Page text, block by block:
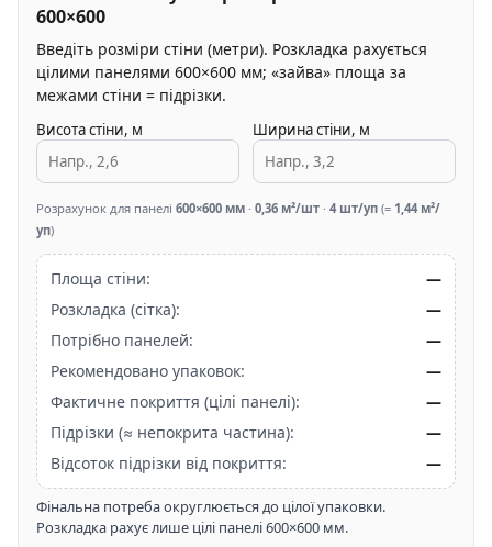
600×600
Введіть розміри стіни (метри). Розкладка рахується
цілими панелями 600×600 мм; «зайва» площа за
межами стіни = підрізки.
Висота стіни, м Ширина стіни, м
Розрахунок для панелі 600×600 мм · 0,36 м²/шт · 4 шт/уп (= 1,44 м²/
уп)
Площа стіни:
—
Розкладка (сітка):
—
Потрібно панелей:
—
Рекомендовано упаковок:
—
Фактичне покриття (цілі панелі):
—
Підрізки (≈ непокрита частина):
—
Відсоток підрізки від покриття:
—
Фінальна потреба округлюється до цілої упаковки.
Розкладка рахує лише цілі панелі 600×600 мм.